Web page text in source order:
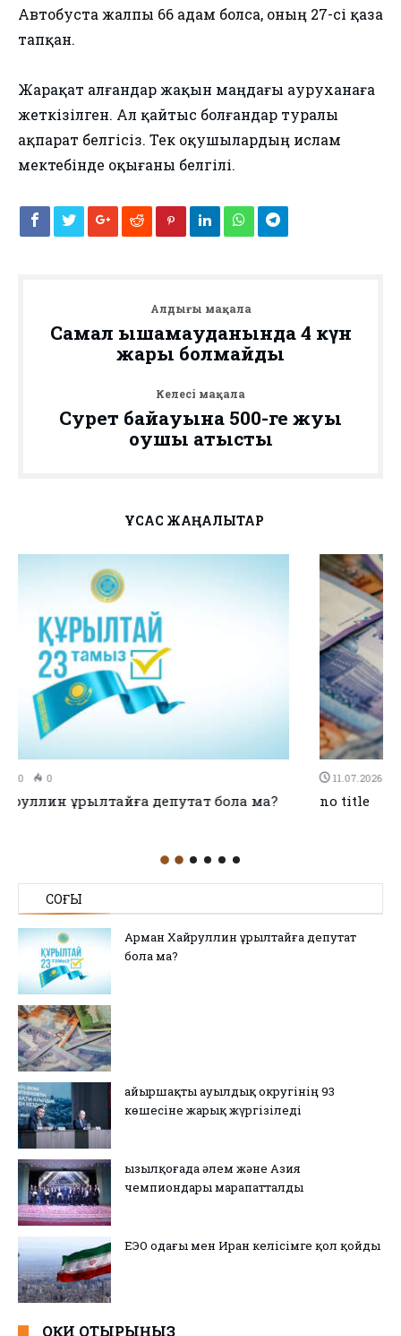
Автобуста жалпы 66 адам болса, оның 27-сі қаза
тапқан.
Жарақат алғандар жақын маңдағы ауруханаға
жеткізілген. Ал қайтыс болғандар туралы
ақпарат белгісіз. Тек оқушылардың ислам
мектебінде оқығаны белгілі.
Алдыңғы мақала
Самал ықшамауданында 4 күн
жарық болмайды
Келесі мақала
Сурет байқауына 500-ге жуық
оқушы қатысты
ҰҚСАС ЖАҢАЛЫҚТАР
11.07.2026
no title
СОҢҒЫ
Арман Хайруллин Құрылтайға депутат
бола ма?
Қайыршақты ауылдық округінің 93
көшесіне жарық жүргізіледі
Қызылқоғада әлем және Азия
чемпиондары марапатталды
ЕЭО одағы мен Иран келісімге қол қойды
ОҚИ ОТЫРЫҢЫЗ